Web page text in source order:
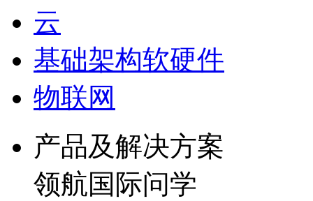
云
基础架构软硬件
物联网
产品及解决方案
领航国际问学